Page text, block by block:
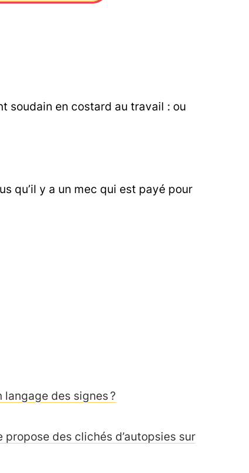
soudain en costard au travail : ou
qu’il y a un mec qui est payé pour
langage des signes ?
des clichés d’autopsies sur